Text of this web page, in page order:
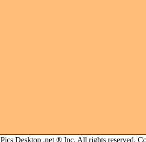
Pics Desktop .net ® Inc. All rights reserved.